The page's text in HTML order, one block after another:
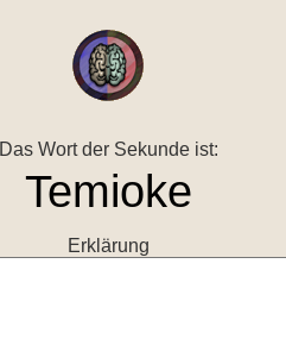
Das Wort der Sekunde ist:
Erklärung